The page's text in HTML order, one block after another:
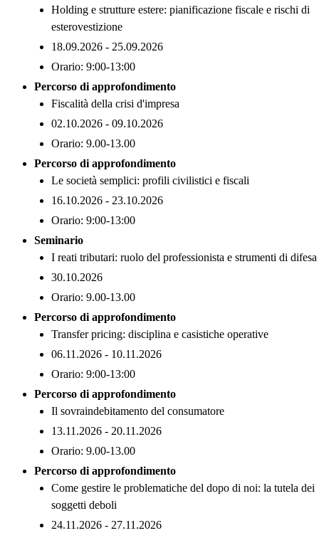
Holding e strutture estere: pianificazione fiscale e rischi di
esterovestizione
18.09.2026 - 25.09.2026
Orario: 9:00-13:00
Percorso di approfondimento
Fiscalità della crisi d'impresa
02.10.2026 - 09.10.2026
Orario: 9.00-13.00
Percorso di approfondimento
Le società semplici: profili civilistici e fiscali
16.10.2026 - 23.10.2026
Orario: 9:00-13:00
Seminario
I reati tributari: ruolo del professionista e strumenti di difesa
30.10.2026
Orario: 9.00-13.00
Percorso di approfondimento
Transfer pricing: disciplina e casistiche operative
06.11.2026 - 10.11.2026
Orario: 9:00-13:00
Percorso di approfondimento
Il sovraindebitamento del consumatore
13.11.2026 - 20.11.2026
Orario: 9.00-13.00
Percorso di approfondimento
Come gestire le problematiche del dopo di noi: la tutela dei
soggetti deboli
24.11.2026 - 27.11.2026